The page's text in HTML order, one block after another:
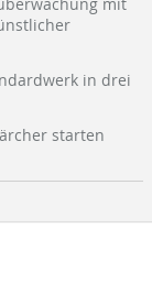
in drei
starten